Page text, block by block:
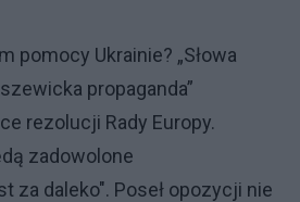
pomocy Ukrainie? „Słowa
propaganda”
rezolucji Rady Europy.
zadowolone
za daleko". Poseł opozycji nie